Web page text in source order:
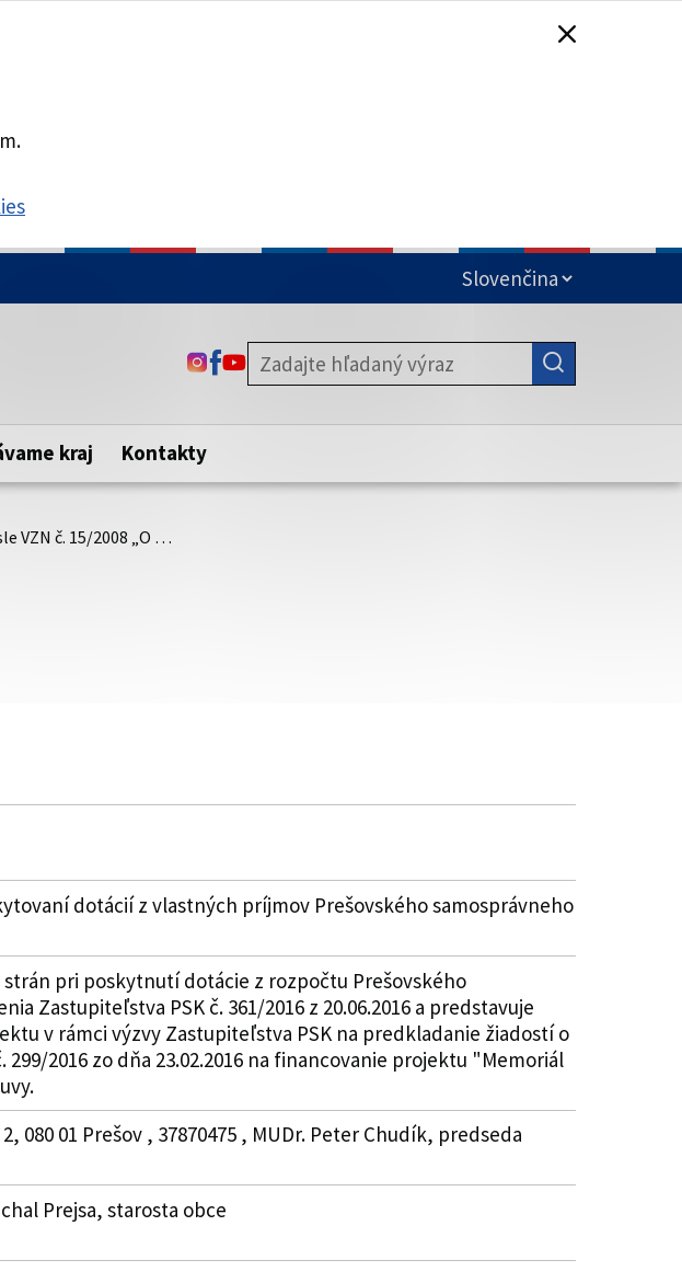
stránka je zabezpečená
webovú stránku. Zabezpečená stránka vždy začína
pred názvom domény webového sídla.
ODKAZ SA OTVORÍ NA NOVEJ KARTE
ODKAZ SA OTVORÍ NA NOVEJ KARTE
ODKAZ SA OTVORÍ NA NOVEJ KARTE
kraj Kontakty
VZN č. 15/2008 „O …
dotácií z vlastných príjmov Prešovského samosprávneho
pri poskytnutí dotácie z rozpočtu Prešovského
Zastupiteľstva PSK č. 361/2016 z 20.06.2016 a predstavuje
v rámci výzvy Zastupiteľstva PSK na predkladanie žiadostí o
2016 zo dňa 23.02.2016 na financovanie projektu "Memoriál
01 Prešov , 37870475 , MUDr. Peter Chudík, predseda
Prejsa, starosta obce